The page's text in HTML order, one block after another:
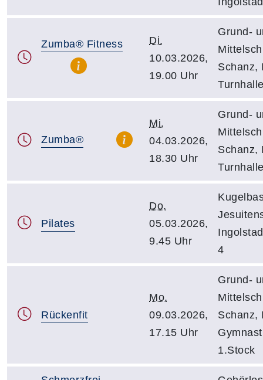
Zumba® Fitness
Di.
10.03.2026,
19.00 Uhr
Grund-
Schanz,
Zumba®
Mi.
04.03.2026,
18.30 Uhr
Grund-
Schanz,
Pilates
Do.
05.03.2026,
9.45 Uhr
4
Rückenfit
Mo.
09.03.2026,
17.15 Uhr
Grund-
Schanz,
1.Stock